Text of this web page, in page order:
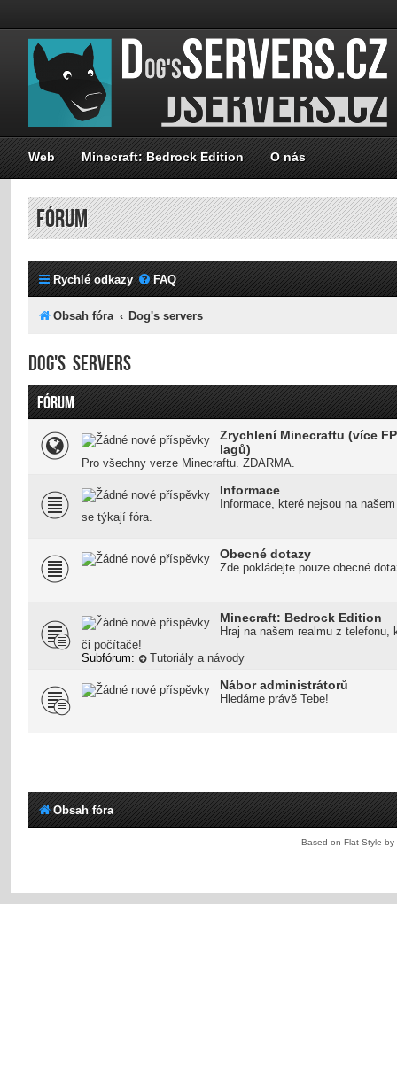
Web Minecraft: Bedrock Edition O nás
FÓRUM
Rychlé odkazy FAQ
Obsah fóra Dog's servers
Dog's servers
FÓRUM
Zrychlení Minecraftu (více
lagů)
Pro všechny verze Minecraftu. ZDARMA.
Informace
Informace, které nejsou na
se týkají fóra.
Obecné dotazy
Zde pokládejte pouze obecné
Minecraft: Bedrock Edition
Hraj na našem realmu z telefonu,
či počítače!
Subfórum:
Tutoriály a návody
Nábor administrátorů
Hledáme právě Tebe!
Obsah fóra
Based on Flat Style by